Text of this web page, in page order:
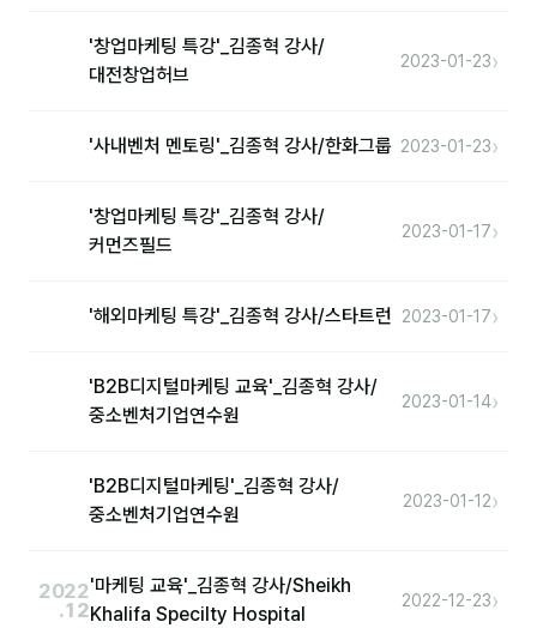
1:1 문의
'창업마케팅 특강'_김종혁 강사/
대전창업허브
2023-01-23›
'사내벤처 멘토링'_김종혁 강사/한화그룹 2023-01-23›
'창업마케팅 특강'_김종혁 강사/
커먼즈필드
2023-01-17›
'해외마케팅 특강'_김종혁 강사/스타트런 2023-01-17›
'B2B디지털마케팅 교육'_김종혁 강사/
중소벤처기업연수원
2023-01-14›
'B2B디지털마케팅'_김종혁 강사/
중소벤처기업연수원
2023-01-12›
2022
.12
'마케팅 교육'_김종혁 강사/Sheikh
Khalifa Specilty Hospital
2022-12-23›